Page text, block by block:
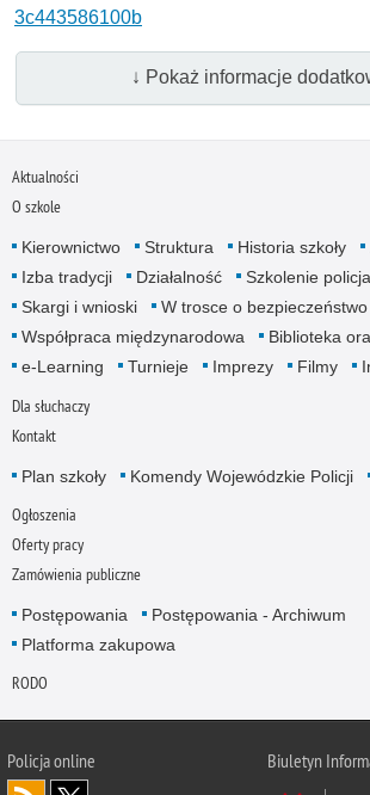
3c443586100b
↓ Pokaż informacje
Aktualności
O szkole
Kierownictwo Struktura Historia szkoły
Izba tradycji
Działalność
Szkolenie
Skargi i wnioski
W trosce o bezpieczeństwo
Współpraca międzynarodowa
Biblioteka
e-Learning
Turnieje Imprezy Filmy
Dla słuchaczy
Kontakt
Plan szkoły Komendy Wojewódzkie Policji
Ogłoszenia
Oferty pracy
Zamówienia publiczne
Postępowania
Postępowania - Archiwum
Platforma zakupowa
RODO
Policja online
Biuletyn